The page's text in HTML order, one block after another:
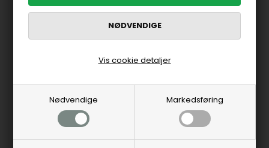
Nødvendige Markedsføring
Vis cookie detaljer